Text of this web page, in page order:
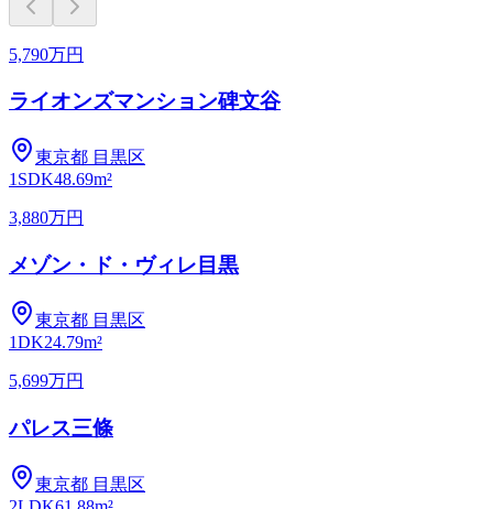
5,790万円
ライオンズマンション碑文谷
東京都 目黒区
1SDK48.69m²
3,880万円
メゾン・ド・ヴィレ目黒
東京都 目黒区
1DK24.79m²
5,699万円
パレス三條
東京都 目黒区